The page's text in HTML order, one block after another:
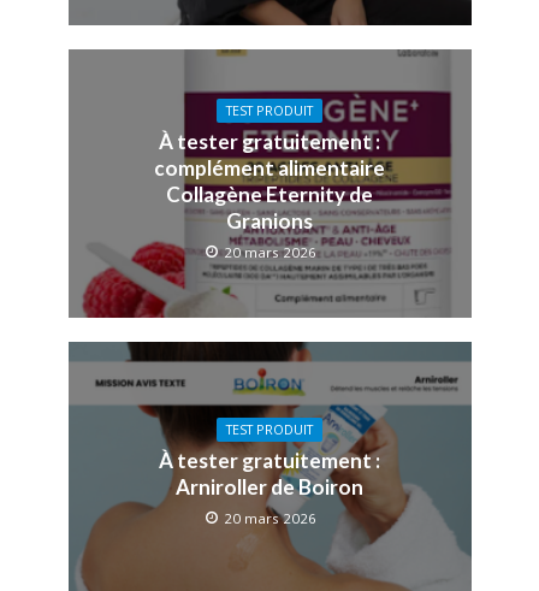
TEST PRODUIT
À tester gratuitement :
complément alimentaire
Collagène Eternity de
Granions
20 mars 2026
TEST PRODUIT
À tester gratuitement :
Arniroller de Boiron
20 mars 2026